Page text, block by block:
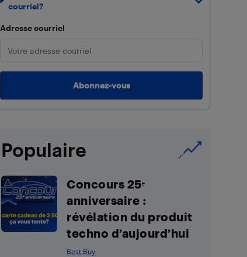
courriel?
Adresse courriel
Populaire
Concours 25ᵉ
anniversaire :
révélation du produit
techno d’aujourd’hui
Best Buy